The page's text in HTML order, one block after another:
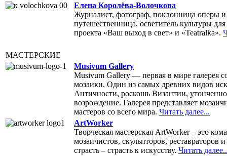
Елена Королёва-Волочкова
Журналист, фотограф, поклонница оперы
путешественница, осветитель культуры
проекта «Ваш выход в свет» и «Teatralka».
МАСТЕРСКИЕ
Musivum Gallery
Musivum Gallery — первая в мире галерея
мозаики. Один из самых древних видов
Античности, роскошь Византии,
возрождение. Галерея представляет
мастеров со всего мира. Читать далее...
ArtWorker
Творческая мастерская ArtWorker – это
мозаичистов, скульпторов, реставраторов
страсть – страсть к искусству. Читать